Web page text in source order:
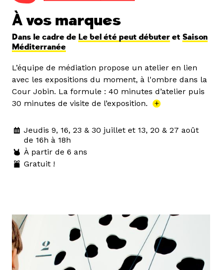
À vos marques
Dans le cadre de Le bel été peut débuter et Saison
Méditerranée
L’équipe de médiation propose un atelier en lien
avec les expositions du moment, à l'ombre dans la
Cour Jobin. La formule : 40 minutes d’atelier puis
30 minutes de visite de l’exposition.
+
Jeudis 9, 16, 23 & 30 juillet et 13, 20 & 27 août
de 16h à 18h
À partir de 6 ans
Gratuit !